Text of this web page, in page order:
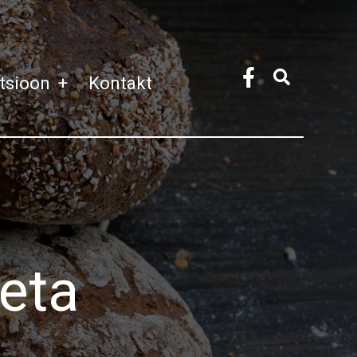
+ Kontakt